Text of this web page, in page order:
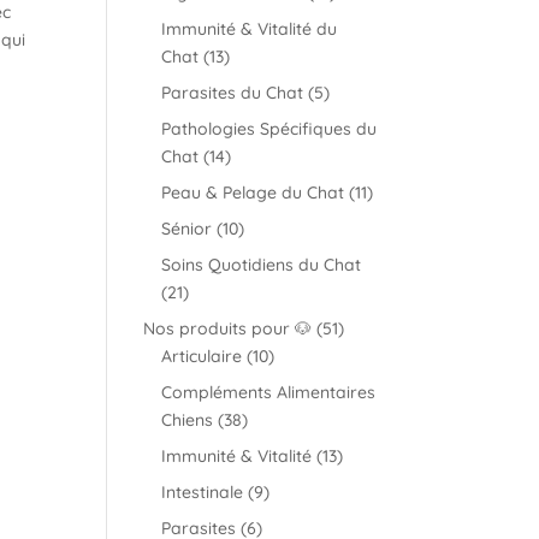
Immunité & Vitalité du
Chat 1313
produits
Parasites du Chat 55
produits
Pathologies Spécifiques du
Chat 1414
produits
Peau & Pelage du Chat 1111
Sénior 1010
produits
Soins Quotidiens du Chat
2121
produits
Nos produits pour 🐶 5151
Articulaire 1010
produits
Compléments Alimentaires
Chiens 3838
produits
Immunité & Vitalité 1313
Intestinale 99
Parasites 66